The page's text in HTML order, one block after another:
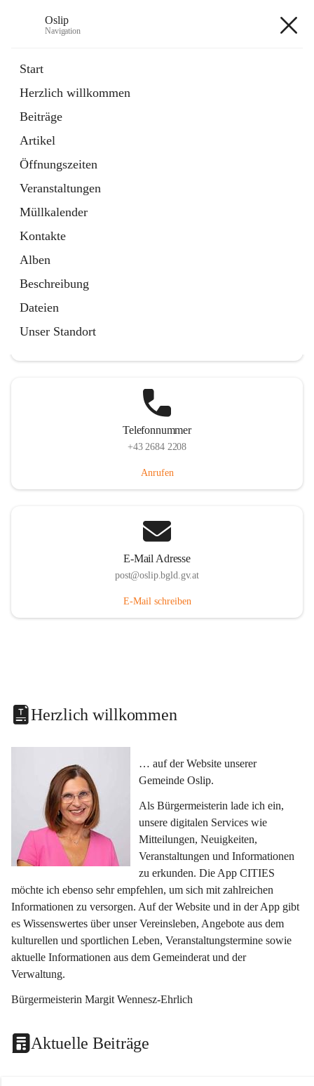
Oslip
Navigation
Start
Herzlich willkommen
Beiträge
Artikel
Öffnungszeiten
Veranstaltungen
Müllkalender
Kontakte
Alben
Beschreibung
Dateien
Unser Standort
Externe Webseite
in
Tab
Bundeskanzleramt Österreich
Externe Webseite
öffnet
in
neuem
Tab
Telefonnummer
+43 2684 2208
Anrufen
E-Mail Adresse
post@oslip.bgld.gv.at
E-Mail schreiben
Herzlich willkommen
… auf der Website unserer
Gemeinde Oslip.
Als Bürgermeisterin lade ich ein,
unsere digitalen Services wie
Mitteilungen, Neuigkeiten,
Veranstaltungen und Informationen
zu erkunden. Die App CITIES
möchte ich ebenso sehr empfehlen, um sich mit zahlreichen
Informationen zu versorgen. Auf der Website und in der App gibt
es Wissenswertes über unser Vereinsleben, Angebote aus dem
kulturellen und sportlichen Leben, Veranstaltungstermine sowie
aktuelle Informationen aus dem Gemeinderat und der
Verwaltung.
Bürgermeisterin Margit Wennesz-Ehrlich
Aktuelle Beiträge